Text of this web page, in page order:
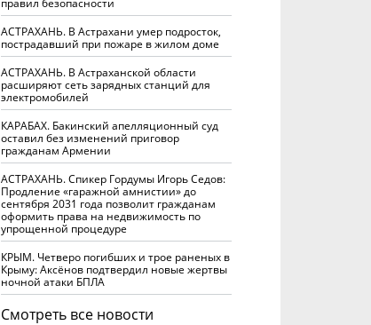
правил безопасности
АСТРАХАНЬ. В Астрахани умер подросток,
пострадавший при пожаре в жилом доме
АСТРАХАНЬ. В Астраханской области
расширяют сеть зарядных станций для
электромобилей
КАРАБАХ. Бакинский апелляционный суд
оставил без изменений приговор
гражданам Армении
АСТРАХАНЬ. Спикер Гордумы Игорь Седов:
Продление «гаражной амнистии» до
сентября 2031 года позволит гражданам
оформить права на недвижимость по
упрощенной процедуре
КРЫМ. Четверо погибших и трое раненых в
Крыму: Аксёнов подтвердил новые жертвы
ночной атаки БПЛА
Смотреть все новости